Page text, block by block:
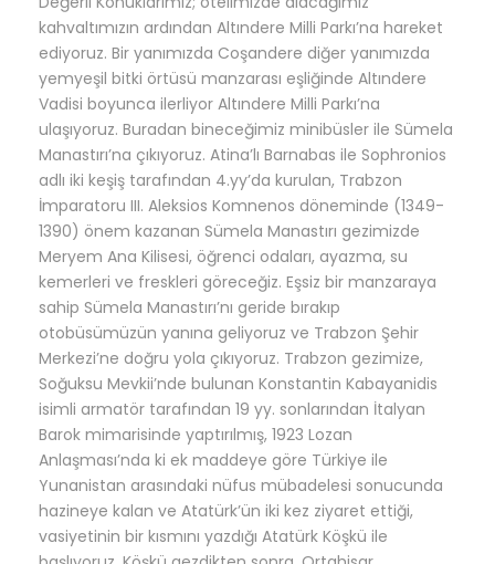
kahvaltımızın ardından Altındere Milli Parkı’na hareket
ediyoruz. Bir yanımızda Coşandere diğer yanımızda
yemyeşil bitki örtüsü manzarası eşliğinde Altındere
Vadisi boyunca ilerliyor Altındere Milli Parkı’na
ulaşıyoruz. Buradan bineceğimiz minibüsler ile Sümela
Manastırı’na çıkıyoruz. Atina’lı Barnabas ile Sophronios
adlı iki keşiş tarafından 4.yy’da kurulan, Trabzon
İmparatoru III. Aleksios Komnenos döneminde (1349-
1390) önem kazanan Sümela Manastırı gezimizde
Meryem Ana Kilisesi, öğrenci odaları, ayazma, su
kemerleri ve freskleri göreceğiz. Eşsiz bir manzaraya
sahip Sümela Manastırı’nı geride bırakıp
otobüsümüzün yanına geliyoruz ve Trabzon Şehir
Merkezi’ne doğru yola çıkıyoruz. Trabzon gezimize,
Soğuksu Mevkii’nde bulunan Konstantin Kabayanidis
isimli armatör tarafından 19 yy. sonlarından İtalyan
Barok mimarisinde yaptırılmış, 1923 Lozan
Anlaşması’nda ki ek maddeye göre Türkiye ile
Yunanistan arasındaki nüfus mübadelesi sonucunda
hazineye kalan ve Atatürk’ün iki kez ziyaret ettiği,
vasiyetinin bir kısmını yazdığı Atatürk Köşkü ile